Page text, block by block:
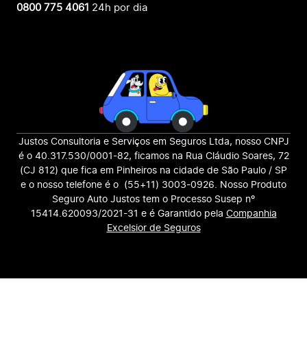
0800 775 4061 24h por dia
Justos Consultoria e Serviços em Seguros Ltda, nosso CNPJ
é o 40.317.530/0001-82, ficamos na Rua Cláudio Soares, 72
(CJ 812) que fica em Pinheiros na cidade de São Paulo / SP
e o nosso telefone é o (55+11) 3003-0926. Nosso Produto
Seguro Auto Justos tem o Processo Susep nº
15414.620093/2021-31 e é Garantido pela Companhia
Excelsior de Seguros